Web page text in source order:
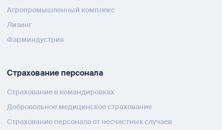
Агропромышленный комплекс
Лизинг
Фарминдустрия
Страхование персонала
Страхование в командировках
Добровольное медицинское страхование
Страхование персонала от несчастных случаев